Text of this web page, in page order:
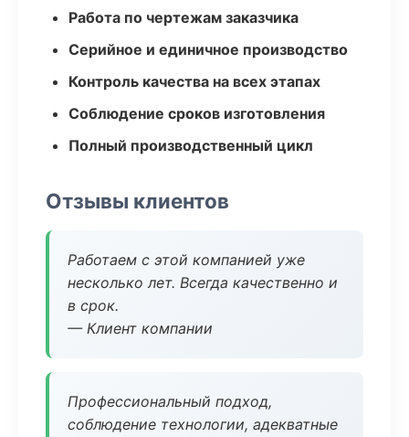
Работа по чертежам заказчика
Серийное и единичное производство
Контроль качества на всех этапах
Соблюдение сроков изготовления
Полный производственный цикл
Отзывы клиентов
Работаем с этой компанией уже
несколько лет. Всегда качественно и
в срок.
— Клиент компании
Профессиональный подход,
соблюдение технологии, адекватные